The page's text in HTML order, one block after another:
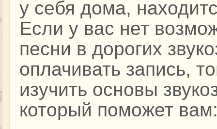
у себя дома,
Если у вас нет
песни в дорогих
оплачивать запись,
изучить основы
который поможет